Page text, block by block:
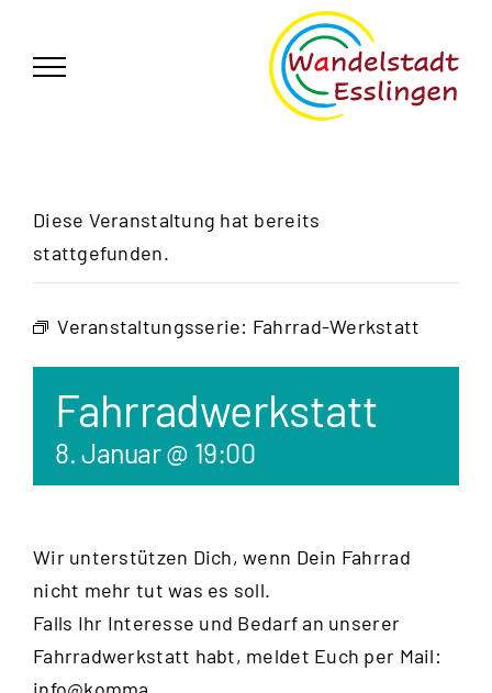
springen
Diese Veranstaltung hat bereits
stattgefunden.
Veranstaltungsserie: Fahrrad-Werkstatt
Fahrradwerkstatt
8. Januar @ 19:00
Wir unterstützen Dich, wenn Dein Fahrrad
nicht mehr tut was es soll.
Falls Ihr Interesse und Bedarf an unserer
Fahrradwerkstatt habt, meldet Euch per Mail: